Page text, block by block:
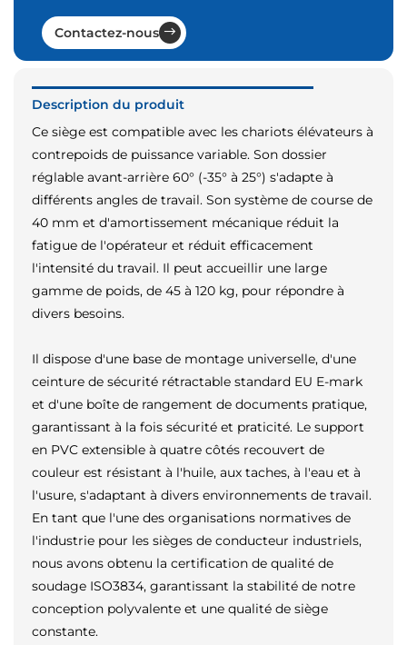
Contactez-nous
Description du produit
Ce siège est compatible avec les chariots élévateurs à
contrepoids de puissance variable. Son dossier
réglable avant-arrière 60° (-35° à 25°) s'adapte à
différents angles de travail. Son système de course de
40 mm et d'amortissement mécanique réduit la
fatigue de l'opérateur et réduit efficacement
l'intensité du travail. Il peut accueillir une large
gamme de poids, de 45 à 120 kg, pour répondre à
divers besoins.
Il dispose d'une base de montage universelle, d'une
ceinture de sécurité rétractable standard EU E-mark
et d'une boîte de rangement de documents pratique,
garantissant à la fois sécurité et praticité. Le support
en PVC extensible à quatre côtés recouvert de
couleur est résistant à l'huile, aux taches, à l'eau et à
l'usure, s'adaptant à divers environnements de travail.
En tant que l'une des organisations normatives de
l'industrie pour les sièges de conducteur industriels,
nous avons obtenu la certification de qualité de
soudage ISO3834, garantissant la stabilité de notre
conception polyvalente et une qualité de siège
constante.